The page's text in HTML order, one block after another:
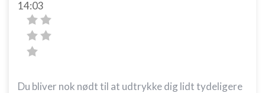
14:03
Du bliver nok nødt til at udtrykke dig lidt tydeligere